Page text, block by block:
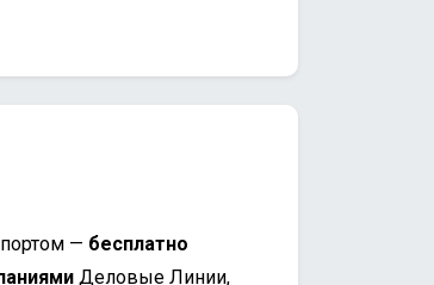
— бесплатно
Деловые Линии,